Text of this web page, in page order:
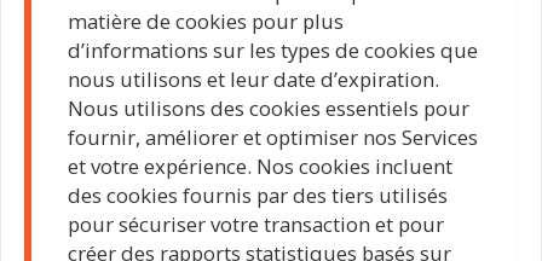
matière de cookies pour plus
d’informations sur les types de cookies que
nous utilisons et leur date d’expiration.
Nous utilisons des cookies essentiels pour
fournir, améliorer et optimiser nos Services
et votre expérience. Nos cookies incluent
des cookies fournis par des tiers utilisés
pour sécuriser votre transaction et pour
créer des rapports statistiques basés sur